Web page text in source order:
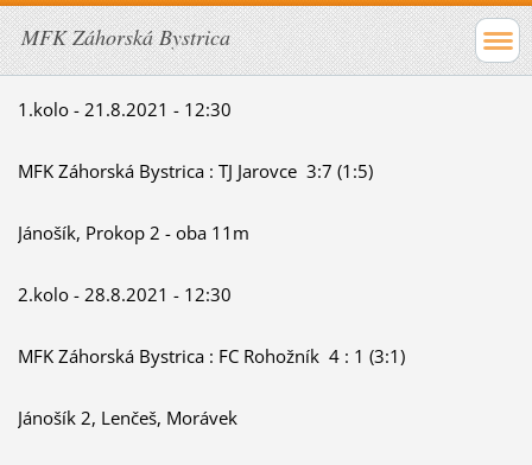
MFK Záhorská Bystrica
1.kolo - 21.8.2021 - 12:30
MFK Záhorská Bystrica : TJ Jarovce 3:7 (1:5)
Jánošík, Prokop 2 - oba 11m
2.kolo - 28.8.2021 - 12:30
MFK Záhorská Bystrica : FC Rohožník 4 : 1 (3:1)
Jánošík 2, Lenčeš, Morávek